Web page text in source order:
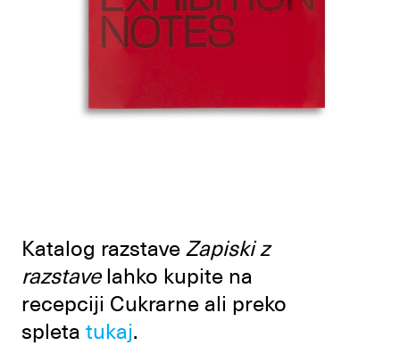
Katalog razstave Zapiski z
razstavelahko kupite na
recepciji Cukrarne ali preko
spleta tukaj.